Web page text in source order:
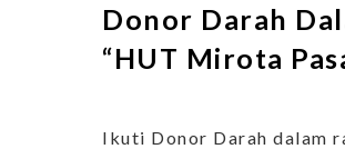
Donor Darah
“HUT Mirota
Ikuti Donor Darah dalam